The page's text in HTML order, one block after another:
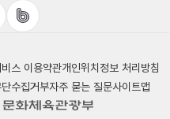
스 이용약관개인위치정보 처리방침
수집거부자주 묻는 질문사이트맵